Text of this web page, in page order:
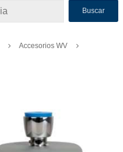
Buscar
Accesorios WV